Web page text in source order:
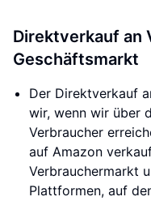
Direktverkauf an
Geschäftsmarkt
Der Direktverkauf
wir, wenn wir über
Verbraucher
auf Amazon
Verbrauchermarkt
Plattformen, auf